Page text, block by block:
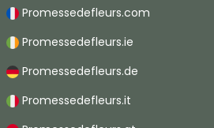
Promessedefleurs.com
Promessedefleurs.ie
Promessedefleurs.de
Promessedefleurs.it